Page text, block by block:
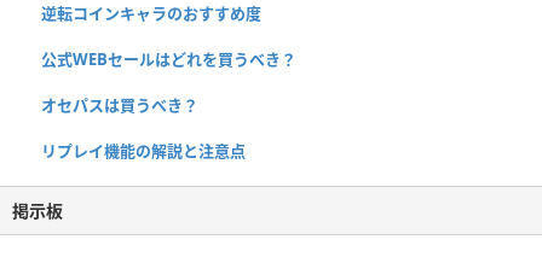
逆転コインキャラのおすすめ度
公式WEBセールはどれを買うべき？
オセパスは買うべき？
リプレイ機能の解説と注意点
掲示板